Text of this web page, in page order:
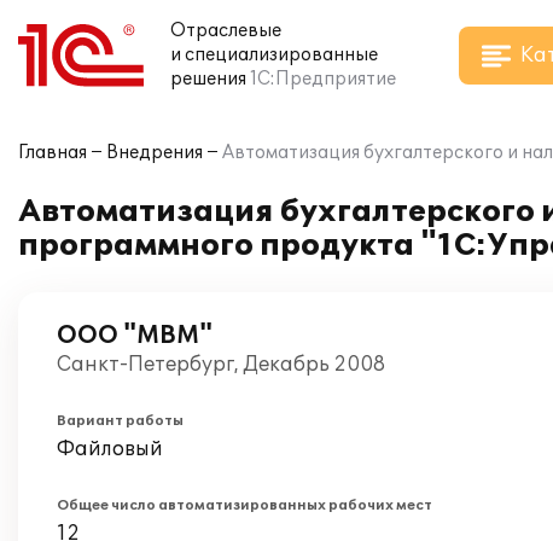
Отраслевые
и специализированные
решения 1С:Предприятие
Главная Внедрения Автоматизация бухгалтерского и
Автоматизация
программного продукта
ООО "МВМ"
Санкт-Петербург, Декабрь 2008
Вариант работы
Файловый
Общее число автоматизированных рабочих мест
12